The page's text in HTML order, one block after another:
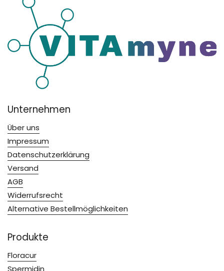
Unternehmen
Über uns
Impressum
Datenschutzerklärung
Versand
AGB
Widerrufsrecht
Alternative Bestellmöglichkeiten
Produkte
Floracur
Spermidin